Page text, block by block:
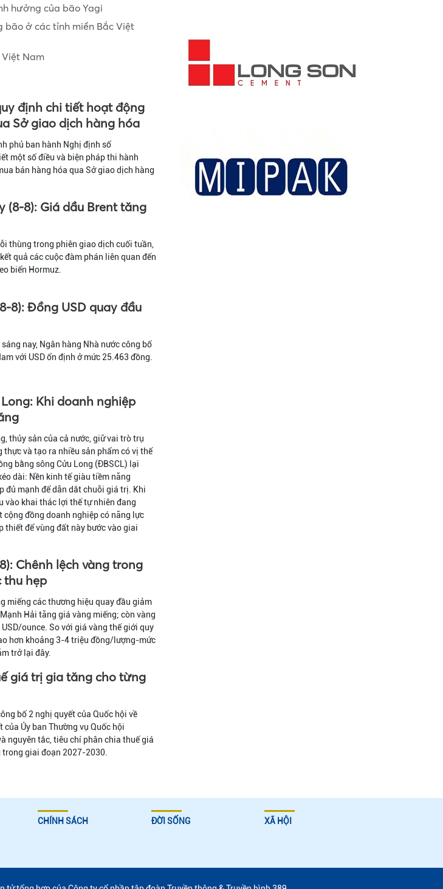
hưởng của bão Yagi
bão ở các tỉnh miền Bắc Việt
Việt Nam
định chi tiết hoạt động
Sở giao dịch hàng hóa
phủ ban hành Nghị định số
một số điều và biện pháp thi hành
bán hàng hóa qua Sở giao dịch hàng
(8-8): Giá dầu Brent tăng
thùng trong phiên giao dịch cuối tuần,
quả các cuộc đàm phán liên quan đến
biển Hormuz.
8): Đồng USD quay đầu
nay, Ngân hàng Nhà nước công bố
với USD ổn định ở mức 25.463 đồng.
Khi doanh nghiệp
thủy sản của cả nước, giữ vai trò trụ
và tạo ra nhiều sản phẩm có vị thế
bằng sông Cửu Long (ĐBSCL) lại
dài: Nền kinh tế giàu tiềm năng
đủ mạnh để dẫn dắt chuỗi giá trị. Khi
vào khai thác lợi thế tự nhiên đang
đồng doanh nghiệp có năng lực
thiết để vùng đất này bước vào giai
Chênh lệch vàng trong
thu hẹp
miếng các thương hiệu quay đầu giảm
Hải tăng giá vàng miếng; còn vàng
ounce. So với giá vàng thế giới quy
hơn khoảng 3-4 triệu đồng/lượng-mức
trở lại đây.
giá trị gia tăng cho từng
bố 2 nghị quyết của Quốc hội về
Ủy ban Thường vụ Quốc hội
nguyên tắc, tiêu chí phân chia thuế giá
giai đoạn 2027-2030.
CHÍNH SÁCH ĐỜI SỐNG XÃ HỘI